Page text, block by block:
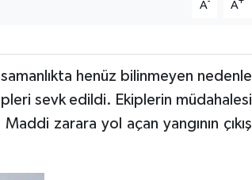
A A
henüz bilinmeyen nedenle
sevk edildi. Ekiplerin müdahalesi
zarara yol açan yangının çıkış